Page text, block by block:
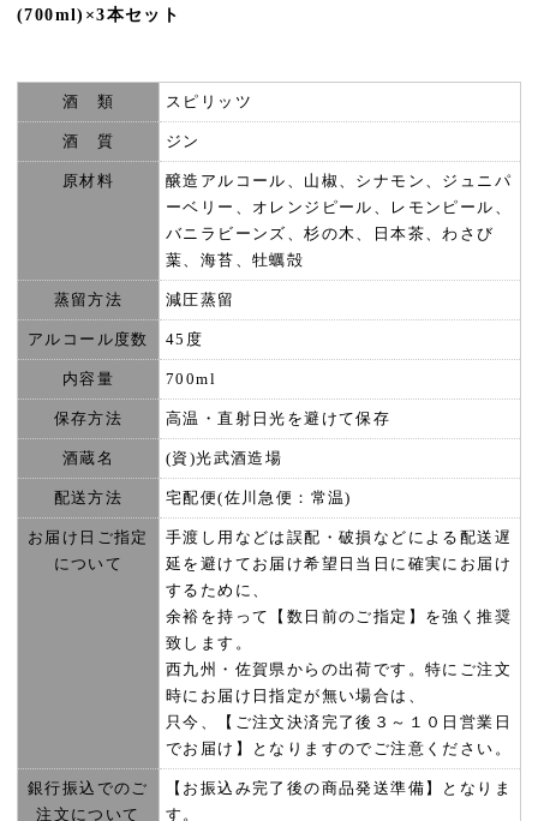
(700ml)×3本セット
酒 類 スピリッツ
酒 質 ジン
原材料
醸造アルコール、山椒、シナモン、ジュニパ
ーベリー、オレンジピール、レモンピール、
バニラビーンズ、杉の木、日本茶、わさび
葉、海苔、牡蠣殻
蒸留方法 減圧蒸留
アルコール度数 45度
内容量 700ml
保存方法 高温・直射日光を避けて保存
酒蔵名 (資)光武酒造場
配送方法 宅配便(佐川急便：常温)
お届け日ご指定
について
手渡し用などは誤配・破損などによる配送遅
延を避けてお届け希望日当日に確実にお届け
するために、
余裕を持って【数日前のご指定】を強く推奨
致します。
西九州・佐賀県からの出荷です。特にご注文
時にお届け日指定が無い場合は、
只今、【ご注文決済完了後３～１０日営業日
でお届け】となりますのでご注意ください。
銀行振込でのご
注文について
【お振込み完了後の商品発送準備】となりま
す。